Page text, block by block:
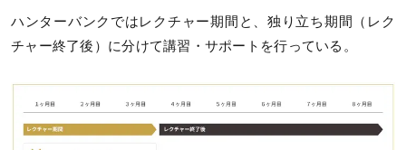
ハンターバンクではレクチャー期間と、独り立ち期間（レク
チャー終了後）に分けて講習・サポートを行っている。